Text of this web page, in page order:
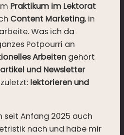
Praktikum im Lektorat
Content Marketing, in
Was ich da
Potpourri an
Arbeitengehört
und Newsletter
lektorieren und
seit Anfang 2025 auch
nach und habe mir